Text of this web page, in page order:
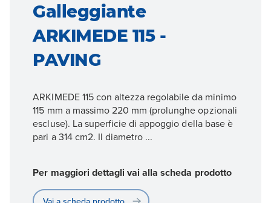
Galleggiante
ARKIMEDE 115 -
PAVING
ARKIMEDE 115 con altezza regolabile da minimo
115 mm a massimo 220 mm (prolunghe opzionali
escluse). La superficie di appoggio della base è
pari a 314 cm2. Il diametro ...
Per maggiori dettagli vai alla scheda prodotto